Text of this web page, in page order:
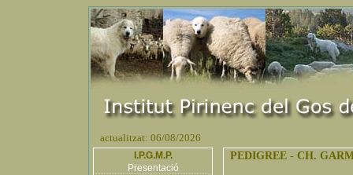
actualitzat: 06/08/2026
I.P.G.M.P.
Presentació
PEDIGREE - CH.